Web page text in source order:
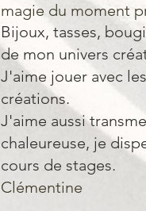
magie du moment
Bijoux, tasses,
de mon univers
J'aime jouer avec
créations.
J'aime aussi
chaleureuse, je
cours de stages.
Clémentine​